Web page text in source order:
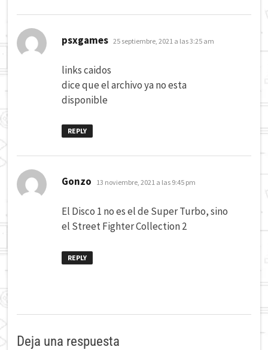
psxgames dice:
25 septiembre, 2021 a las 3:25 am
links caidos
dice que el archivo ya no esta
disponible
REPLY
Gonzo dice:
13 noviembre, 2021 a las 9:45 pm
El Disco 1 no es el de Super Turbo, sino
el Street Fighter Collection 2
REPLY
Deja una respuesta